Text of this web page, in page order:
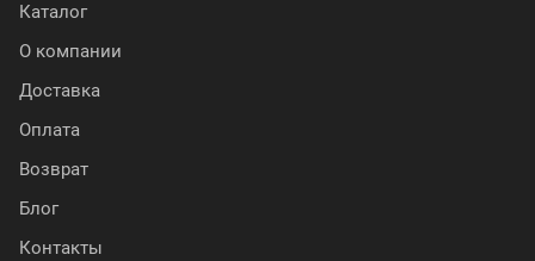
Каталог
О компании
Доставка
Оплата
Возврат
Блог
Контакты